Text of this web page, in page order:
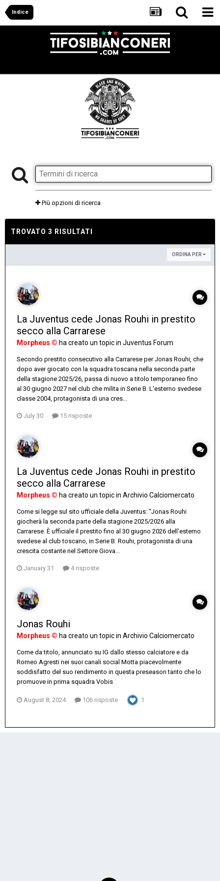
Indice
Più opzioni di ricerca
TROVATO 3 RISULTATI
ORDINA PER
La Juventus cede Jonas Rouhi in prestito
secco alla Carrarese
Morpheus © ha creato un topic in Juventus Forum
Secondo prestito consecutivo alla Carrarese per Jonas Rouhi, che
dopo aver giocato con la squadra toscana nella seconda parte
della stagione 2025/26, passa di nuovo a titolo temporaneo fino
al 30 giugno 2027 nel club che milita in Serie B. L’esterno svedese
classe 2004, protagonista di una cres...
July 30 15 risposte
La Juventus cede Jonas Rouhi in prestito
secco alla Carrarese
Morpheus © ha creato un topic in Archivio Calciomercato
Come si legge sul sito ufficiale della Juventus: "Jonas Rouhi
giocherà la seconda parte della stagione 2025/2026 alla
Carrarese. È ufficiale il prestito fino al 30 giugno 2026 dell'esterno
svedese al club toscano, in Serie B. Rouhi, protagonista di una
crescita costante nel Settore Giova...
January 31 4 risposte
Jonas Rouhi
Morpheus © ha creato un topic in Archivio Calciomercato
Come da titolo, annunciato su IG dallo stesso calciatore e da
Romeo Agresti nei suoi canali social Motta piacevolmente
soddisfatto del suo rendimento in questa preseason tanto che lo
promuove in prima squadra Vobis
August 8, 2024 106 risposte 1